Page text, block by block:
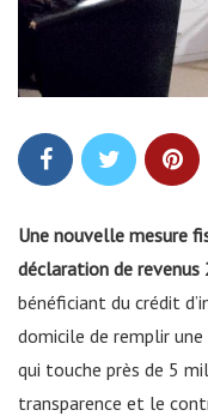
Une nouvelle mesure
déclaration de revenus
bénéficiant du crédit
domicile de remplir
qui touche près de 5
transparence et le